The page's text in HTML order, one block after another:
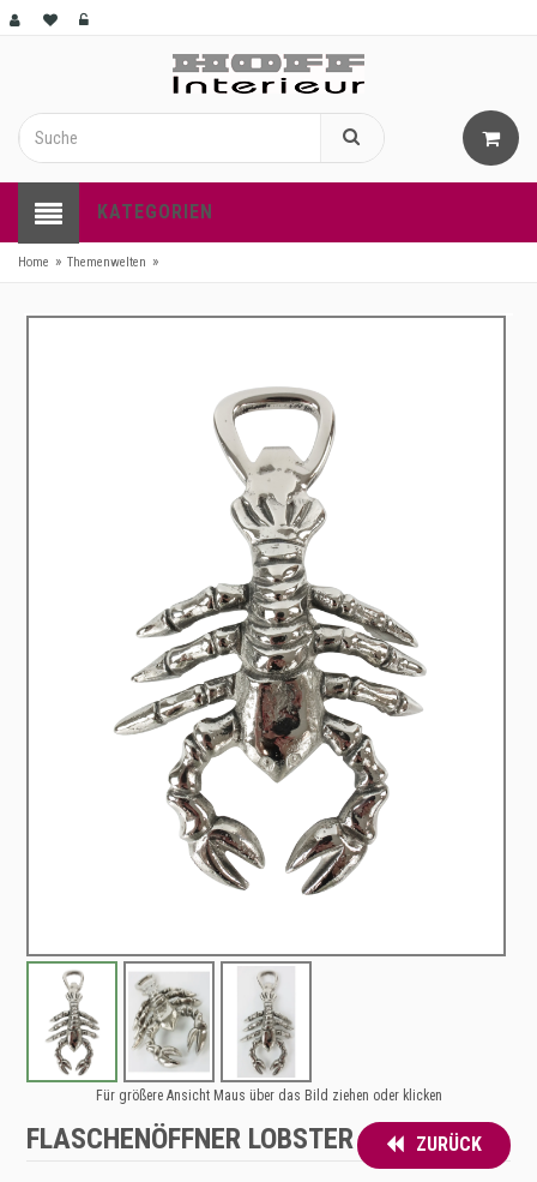
KATEGORIEN
Home » Themenwelten »
Für größere Ansicht Maus über das Bild ziehen oder klicken
ZURÜCK
FLASCHENÖFFNER LOBSTER